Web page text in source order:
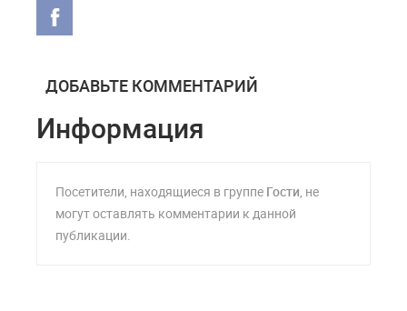
ДОБАВЬТЕ КОММЕНТАРИЙ
Информация
Посетители, находящиеся в группе Гости, не
могут оставлять комментарии к данной
публикации.